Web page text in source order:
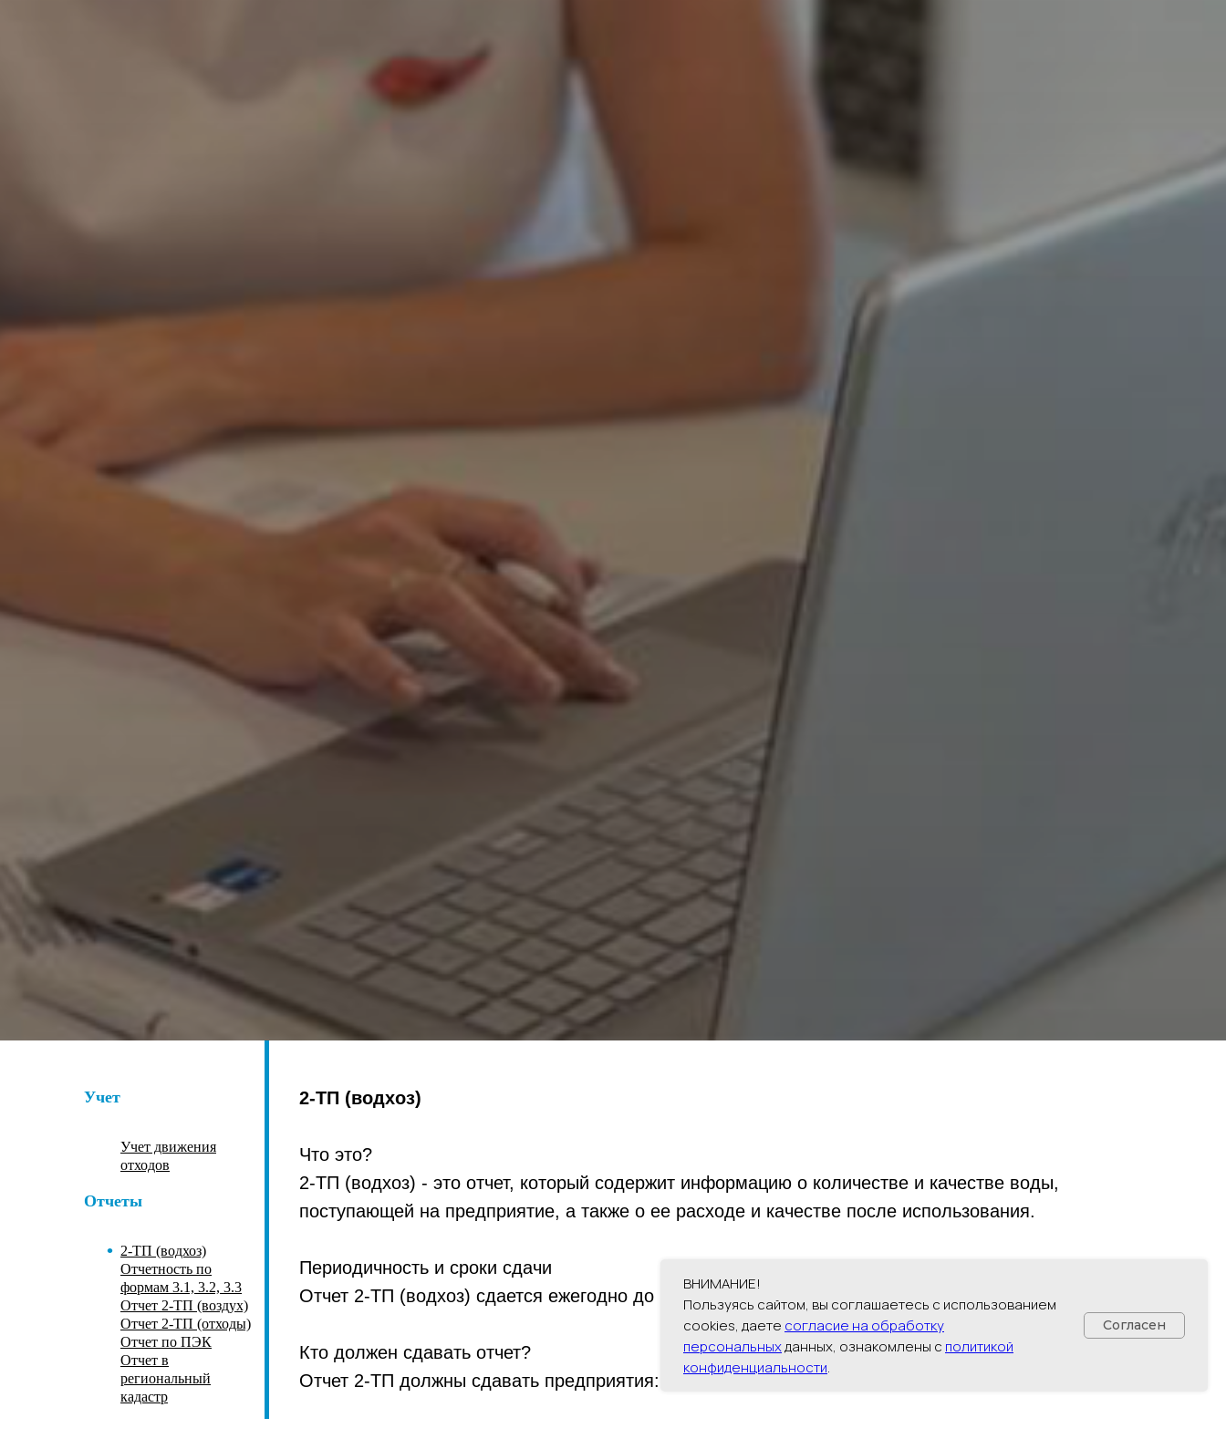
ВНИМАНИЕ!
Пользуясь сайтом, вы соглашаетесь с использованием
cookies, даете согласие на обработку
персональныхданных, ознакомлены с политикой
конфиденциальности.
Согласен
2-ТП (водхоз)
Что это?
2-ТП (водхоз) - это отчет, который содержит информацию о количестве и качестве воды,
поступающей на предприятие, а также о ее расходе и качестве после использования.
Периодичность и сроки сдачи
Отчет 2-ТП (водхоз) сдается ежегодно до 22 января года, следующего за отчетным.
Кто должен сдавать отчет?
Отчет 2-ТП должны сдавать предприятия:
Учет
Учет движения
отходов
Отчеты
2-ТП (водхоз)
Отчетность по
формам 3.1, 3.2, 3.3
Отчет 2-ТП (воздух)
Отчет 2-ТП (отходы)
Отчет по ПЭК
Отчет в
региональный
кадастр